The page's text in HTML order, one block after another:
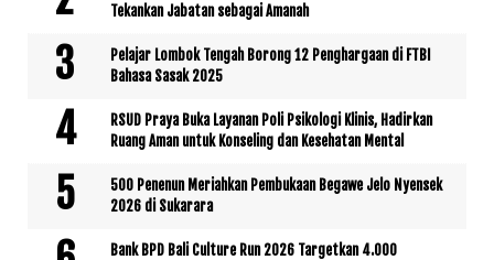
Tekankan Jabatan sebagai Amanah
Pelajar Lombok Tengah Borong 12 Penghargaan di FTBI
Bahasa Sasak 2025
RSUD Praya Buka Layanan Poli Psikologi Klinis, Hadirkan
Ruang Aman untuk Konseling dan Kesehatan Mental
500 Penenun Meriahkan Pembukaan Begawe Jelo Nyensek
2026 di Sukarara
Bank BPD Bali Culture Run 2026 Targetkan 4.000